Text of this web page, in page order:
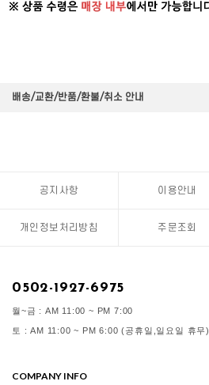
배송/교환/반품/환불/취소 안내
공지사항 이용안내
개인정보처리방침 주문조회
0502-1927-6975
월~금 : AM 11:00 ~ PM 7:00
토 : AM 11:00 ~ PM 6:00 (공휴일,일요일 휴무)
COMPANY INFO